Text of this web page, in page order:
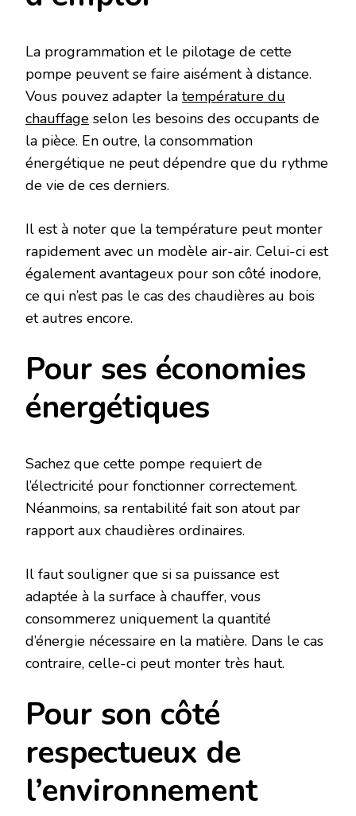
La programmation et le pilotage de cette
pompe peuvent se faire aisément à distance.
Vous pouvez adapter la température du
chauffage selon les besoins des occupants de
la pièce. En outre, la consommation
énergétique ne peut dépendre que du rythme
de vie de ces derniers.
Il est à noter que la température peut monter
rapidement avec un modèle air-air. Celui-ci est
également avantageux pour son côté inodore,
ce qui n’est pas le cas des chaudières au bois
et autres encore.
Pour ses économies
énergétiques
Sachez que cette pompe requiert de
l’électricité pour fonctionner correctement.
Néanmoins, sa rentabilité fait son atout par
rapport aux chaudières ordinaires.
Il faut souligner que si sa puissance est
adaptée à la surface à chauffer, vous
consommerez uniquement la quantité
d’énergie nécessaire en la matière. Dans le cas
contraire, celle-ci peut monter très haut.
Pour son côté
respectueux de
l’environnement